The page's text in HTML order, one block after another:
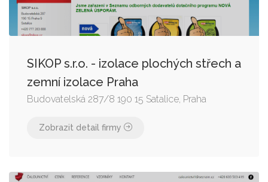
SIKOP s.r.o. - izolace plochých střech a
zemní izolace Praha
Budovatelská 287/8 190 15 Satalice, Praha
Zobrazit detail firmy